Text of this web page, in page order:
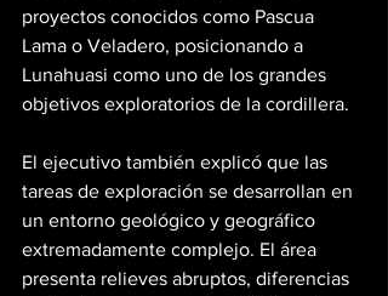
proyectos conocidos como Pascua
Lama o Veladero, posicionando a
Lunahuasi como uno de los grandes
objetivos exploratorios de la cordillera.
El ejecutivo también explicó que las
tareas de exploración se desarrollan en
un entorno geológico y geográfico
extremadamente complejo. El área
presenta relieves abruptos, diferencias